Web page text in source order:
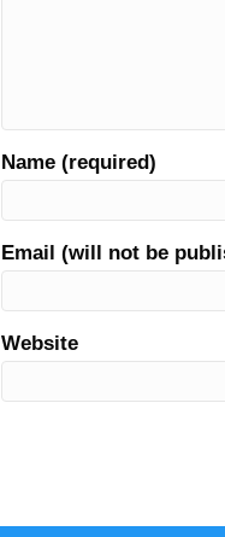
Name (required)
Email (will not be
Website